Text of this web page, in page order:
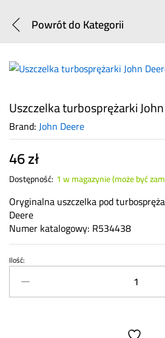
Powrót doKategorii
Uszczelka turbosprężarki
Brand:John Deere
46zł
Dostępność: 1 w magazynie (może być
Oryginalna uszczelka pod
Deere
Numer katalogowy: R534438
Uszczelka
turbosprężarki
John
Ilość: